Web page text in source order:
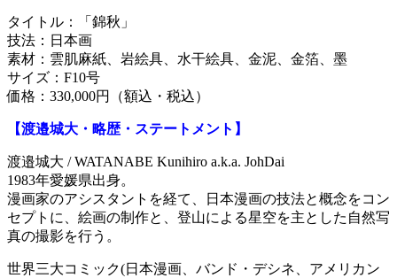
タイトル：「錦秋」
技法：日本画
素材：雲肌麻紙、岩絵具、水干絵具、金泥、金箔、墨
サイズ：F10号
価格：330,000円（額込・税込）
【渡邉城大・略歴・ステートメント】
渡邉城大 / WATANABE Kunihiro a.k.a. JohDai
1983年愛媛県出身。
漫画家のアシスタントを経て、日本漫画の技法と概念をコン
セプトに、絵画の制作と、登山による星空を主とした自然写
真の撮影を行う。
世界三大コミック(日本漫画、バンド・デシネ、アメリカン